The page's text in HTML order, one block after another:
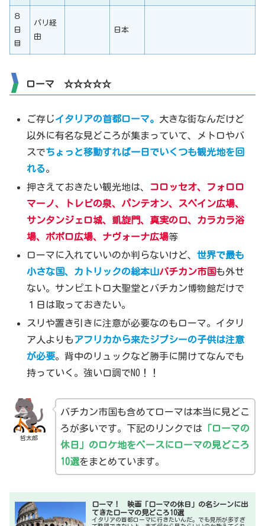
８
日
目
パリ経
由
日本
ローマ ☆☆☆☆☆
ご存じイタリアの首都ローマ。 大きな街なんだけど
以外に有名な見どころが集まっていて、メトロやバ
スでちょっと移動すれば一日でいくつも観光地を回
れる。
押さえておきたい観光地は、
コロッセオ、フォロロ
マーノ、トレビの泉、パンテオン、スペイン広場、
サンタンジェロ城、凱旋門、真実の口、カラカラ浴
場、ポポロ広場、ナヴォーナ広場等
ローマに入れていいのか判らないけど、世界で最も
小さな国、カトリックの総本山バチカン市国も外せ
ない。サンピエトロ大聖堂とバチカン博物館だけで
１日は取っておきたい。
スリや置き引きに注意が必要なのもローマ。イタリ
ア人よりもアフリカから来たジプシーの子供は注意
が必要。背中のリュックなど勝手に開けてなんでも
持っていく。強い口調でNO！！
哲太郎
バチカン市国も含めてローマは本当に見どこ
ろが多いです。下記のリンクでは 「ローマの
休日」のロケ地をベースにローマの見どころ
10選をまとめています。
ローマ！ 映画「ローマの休日」の名シーンに出
てきたローマの見どころ10選
イタリアの首都ローマに行きたいんだ。でも見所が多すぎ